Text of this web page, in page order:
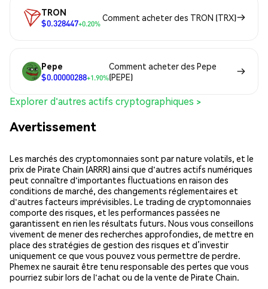
TRON
$0.328447+0.20%
Comment acheter des TRON (TRX)
Pepe
$0.00000288+1.90%
Comment acheter des Pepe
(PEPE)
Explorer d'autres actifs cryptographiques >
Avertissement
Les marchés des cryptomonnaies sont par nature volatils, et le
prix de Pirate Chain (ARRR) ainsi que d'autres actifs numériques
peut connaître d'importantes fluctuations en raison des
conditions de marché, des changements réglementaires et
d'autres facteurs imprévisibles. Le trading de cryptomonnaies
comporte des risques, et les performances passées ne
garantissent en rien les résultats futurs. Nous vous conseillons
vivement de mener des recherches approfondies, de mettre en
place des stratégies de gestion des risques et d’investir
uniquement ce que vous pouvez vous permettre de perdre.
Phemex ne saurait être tenu responsable des pertes que vous
pourriez subir lors de l'achat ou de la vente de Pirate Chain.